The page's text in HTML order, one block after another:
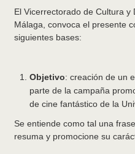
El Vicerrectorado de Cultura
Málaga, convoca el presente
siguientes bases:
Objetivo: creación de un
parte de la campaña
de cine fantástico de la
Se entiende como tal una
resuma y promocione su